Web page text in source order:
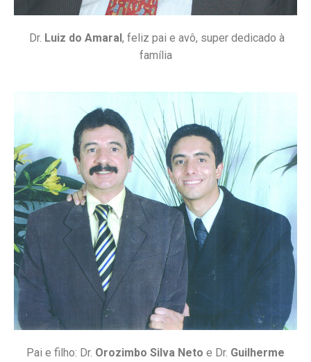
Dr. Luiz do Amaral, feliz pai e avô, super dedicado à
família
Pai e filho: Dr. Orozimbo Silva Neto e Dr. Guilherme